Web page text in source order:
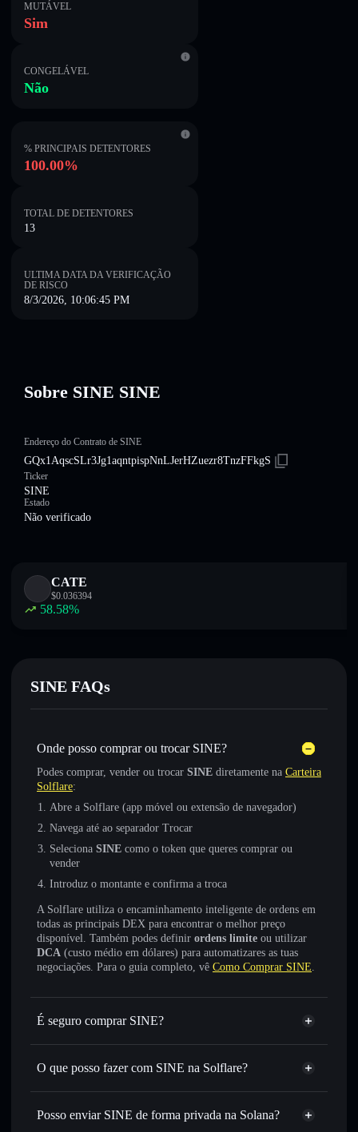
MUTÁVEL
Sim
CONGELÁVEL
Não
% PRINCIPAIS DETENTORES
100.00%
TOTAL DE DETENTORES
13
ULTIMA DATA DA VERIFICAÇÃO
DE RISCO
8/3/2026, 10:06:45 PM
Sobre SINE SINE
Endereço do Contrato de SINE
GQx1AqscSLr3Jg1aqntpispNnLJerHZuezr8TnzFFkgS
Ticker
SINE
Estado
Não verificado
CATE
$0.036394
58.58%
SINE FAQs
Onde posso comprar ou trocar SINE?
Podes comprar, vender ou trocar SINE diretamente na Carteira
Solflare:
Abre a Solflare (app móvel ou extensão de navegador)
Navega até ao separador Trocar
Seleciona SINE como o token que queres comprar ou
vender
Introduz o montante e confirma a troca
A Solflare utiliza o encaminhamento inteligente de ordens em
todas as principais DEX para encontrar o melhor preço
disponível. Também podes definir ordens limite ou utilizar
DCA (custo médio em dólares) para automatizares as tuas
negociações. Para o guia completo, vê Como Comprar SINE.
É seguro comprar SINE?
SINE não está verificado
O que posso fazer com SINE na Solflare?
SINE
Carteira Solflare
Trocar instantaneamente— trocar SINE por SOL,
Posso enviar SINE de forma privada na Solana?